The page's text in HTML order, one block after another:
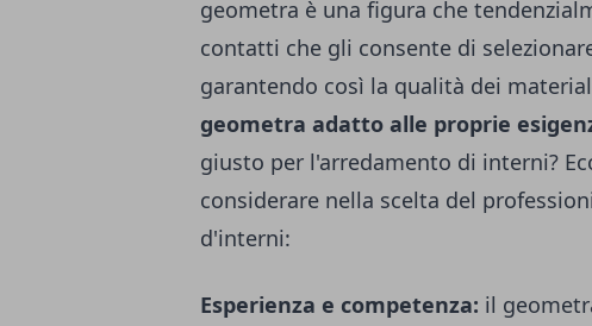
geometra è una figura che
contatti che gli consente di
garantendo così la qualità dei
geometra adatto alle proprie
giusto per l'arredamento di interni?
considerare nella scelta del
d'interni:
Esperienza e competenza: il